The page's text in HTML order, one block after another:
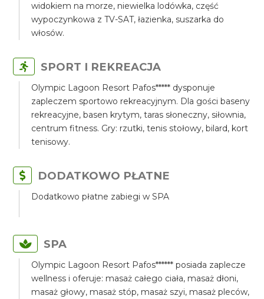
widokiem na morze, niewielka lodówka, część
wypoczynkowa z TV-SAT, łazienka, suszarka do
włosów.
SPORT I REKREACJA
Olympic Lagoon Resort Pafos***** dysponuje
zapleczem sportowo rekreacyjnym. Dla gości baseny
rekreacyjne, basen krytym, taras słoneczny, siłownia,
centrum fitness. Gry: rzutki, tenis stołowy, bilard, kort
tenisowy.
DODATKOWO PŁATNE
Dodatkowo płatne zabiegi w SPA
SPA
Olympic Lagoon Resort Pafos****** posiada zaplecze
wellness i oferuje: masaż całego ciała, masaż dłoni,
masaż głowy, masaż stóp, masaż szyi, masaż pleców,